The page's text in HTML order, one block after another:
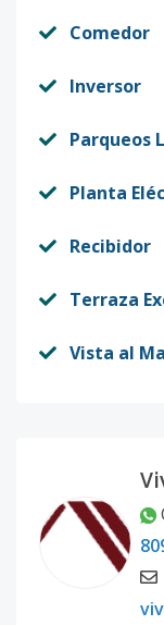
Comedor
Inversor
Parqueos
Planta
Recibidor
Terraza
Vista al